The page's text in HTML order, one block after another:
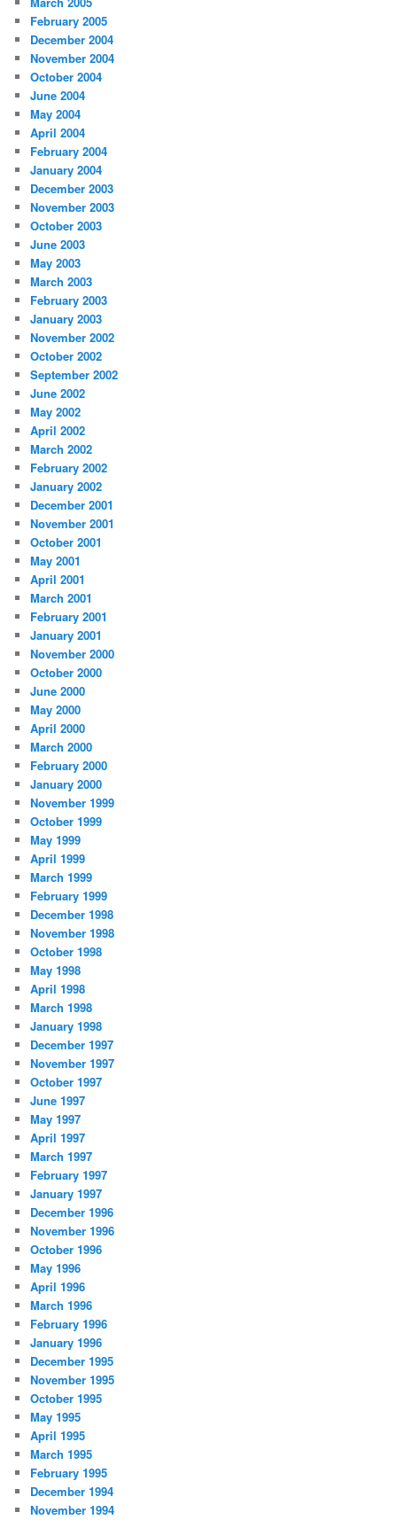
February 2005
December 2004
November 2004
October 2004
June 2004
May 2004
April 2004
February 2004
January 2004
December 2003
November 2003
October 2003
June 2003
May 2003
March 2003
February 2003
January 2003
November 2002
October 2002
September 2002
June 2002
May 2002
April 2002
March 2002
February 2002
January 2002
December 2001
November 2001
October 2001
May 2001
April 2001
March 2001
February 2001
January 2001
November 2000
October 2000
June 2000
May 2000
April 2000
March 2000
February 2000
January 2000
November 1999
October 1999
May 1999
April 1999
March 1999
February 1999
December 1998
November 1998
October 1998
May 1998
April 1998
March 1998
January 1998
December 1997
November 1997
October 1997
June 1997
May 1997
April 1997
March 1997
February 1997
January 1997
December 1996
November 1996
October 1996
May 1996
April 1996
March 1996
February 1996
January 1996
December 1995
November 1995
October 1995
May 1995
April 1995
March 1995
February 1995
December 1994
November 1994